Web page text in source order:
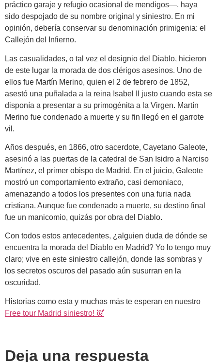
práctico garaje y refugio ocasional de mendigos—, haya
sido despojado de su nombre original y siniestro. En mi
opinión, debería conservar su denominación primigenia: el
Callejón del Infierno.
Las casualidades, o tal vez el designio del Diablo, hicieron
de este lugar la morada de dos clérigos asesinos. Uno de
ellos fue Martín Merino, quien el 2 de febrero de 1852,
asestó una puñalada a la reina Isabel II justo cuando esta se
disponía a presentar a su primogénita a la Virgen. Martín
Merino fue condenado a muerte y su fin llegó en el garrote
vil.
Años después, en 1866, otro sacerdote, Cayetano Galeote,
asesinó a las puertas de la catedral de San Isidro a Narciso
Martínez, el primer obispo de Madrid. En el juicio, Galeote
mostró un comportamiento extraño, casi demoniaco,
amenazando a todos los presentes con una furia nada
cristiana. Aunque fue condenado a muerte, su destino final
fue un manicomio, quizás por obra del Diablo.
Con todos estos antecedentes, ¿alguien duda de dónde se
encuentra la morada del Diablo en Madrid? Yo lo tengo muy
claro; vive en este siniestro callejón, donde las sombras y
los secretos oscuros del pasado aún susurran en la
oscuridad.
Historias como esta y muchas más te esperan en nuestro
Free tour Madrid siniestro! 👿
Deja una respuesta